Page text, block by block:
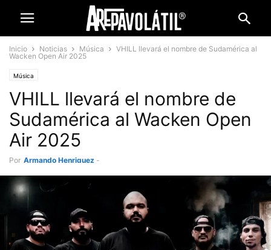
Inicio Noticias Música
VHILL llevará el nombre de Sudamérica al
Wacken Open Air 2025
Música
VHILL llevará el nombre de
Sudamérica al Wacken Open
Air 2025
Por Armando Henriquez -